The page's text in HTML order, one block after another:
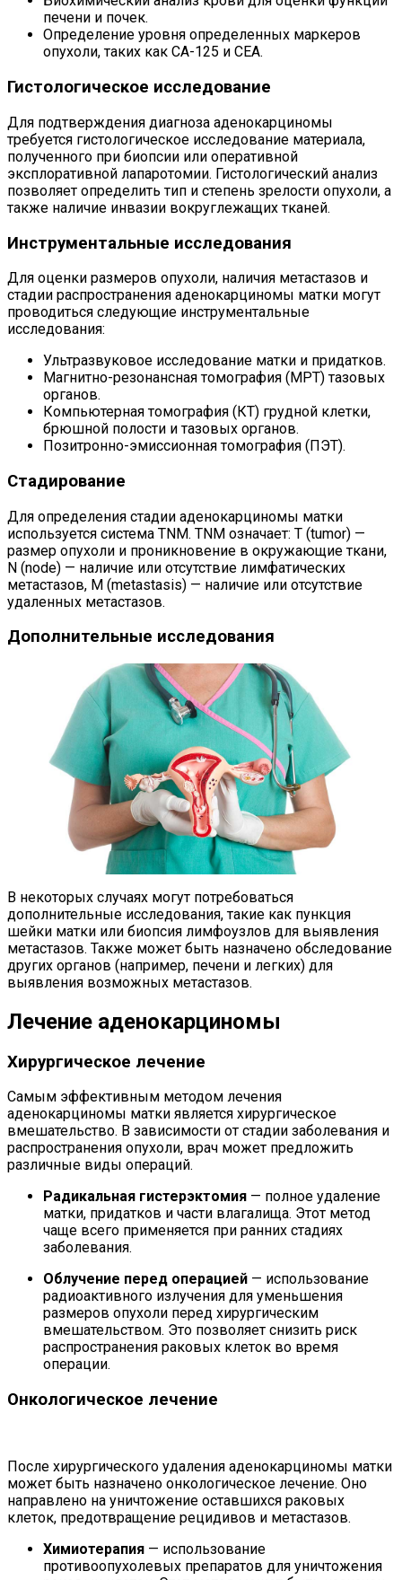
печени и почек.
Определение уровня определенных маркеров
опухоли, таких как CA-125 и CEA.
Гистологическое исследование
Для подтверждения диагноза аденокарциномы
требуется гистологическое исследование материала,
полученного при биопсии или оперативной
эксплоративной лапаротомии. Гистологический анализ
позволяет определить тип и степень зрелости опухоли, а
также наличие инвазии вокруглежащих тканей.
Инструментальные исследования
Для оценки размеров опухоли, наличия метастазов и
стадии распространения аденокарциномы матки могут
проводиться следующие инструментальные
исследования:
Ультразвуковое исследование матки и придатков.
Магнитно-резонансная томография (МРТ) тазовых
органов.
Компьютерная томография (КТ) грудной клетки,
брюшной полости и тазовых органов.
Позитронно-эмиссионная томография (ПЭТ).
Стадирование
Для определения стадии аденокарциномы матки
используется система TNM. TNM означает: T (tumor) —
размер опухоли и проникновение в окружающие ткани,
N (node) — наличие или отсутствие лимфатических
метастазов, M (metastasis) — наличие или отсутствие
удаленных метастазов.
Дополнительные исследования
В некоторых случаях могут потребоваться
дополнительные исследования, такие как пункция
шейки матки или биопсия лимфоузлов для выявления
метастазов. Также может быть назначено обследование
других органов (например, печени и легких) для
выявления возможных метастазов.
Лечение аденокарциномы
Хирургическое лечение
Самым эффективным методом лечения
аденокарциномы матки является хирургическое
вмешательство. В зависимости от стадии заболевания и
распространения опухоли, врач может предложить
различные виды операций.
Радикальная гистерэктомия — полное удаление
матки, придатков и части влагалища. Этот метод
чаще всего применяется при ранних стадиях
заболевания.
Облучение перед операцией — использование
радиоактивного излучения для уменьшения
размеров опухоли перед хирургическим
вмешательством. Это позволяет снизить риск
распространения раковых клеток во время
операции.
Онкологическое лечение
После хирургического удаления аденокарциномы матки
может быть назначено онкологическое лечение. Оно
направлено на уничтожение оставшихся раковых
клеток, предотвращение рецидивов и метастазов.
Химиотерапия — использование
противоопухолевых препаратов для уничтожения